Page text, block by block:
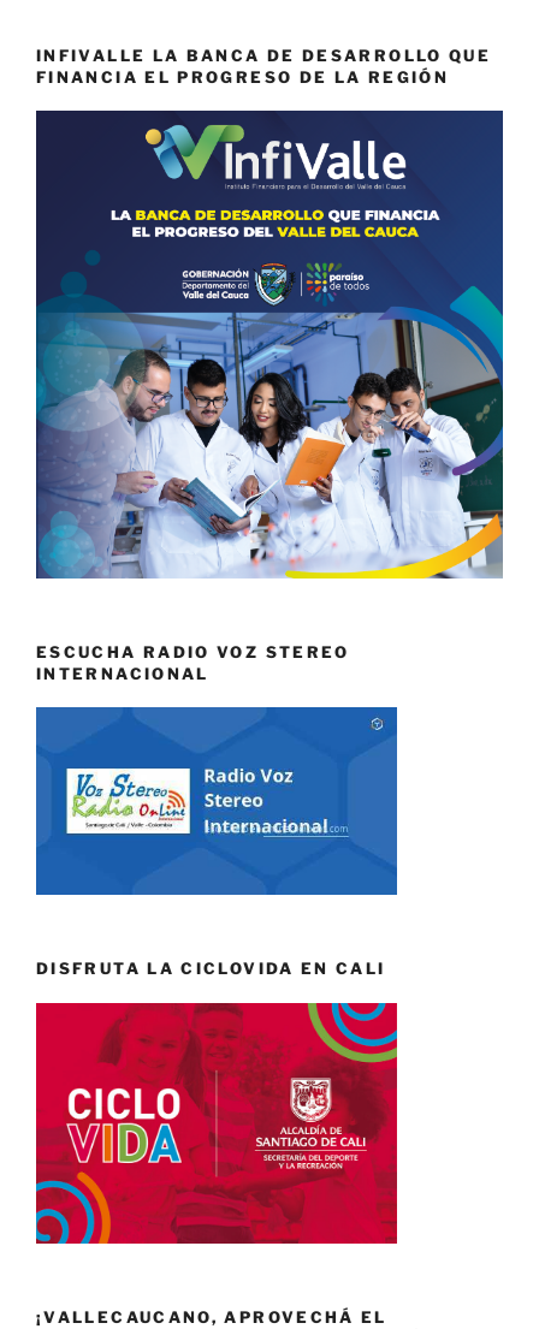
INFIVALLE LA BANCA DE DESARROLLO QUE
FINANCIA EL PROGRESO DE LA REGIÓN
ESCUCHA RADIO VOZ STEREO
INTERNACIONAL
DISFRUTA LA CICLOVIDA EN CALI
¡VALLECAUCANO, APROVECHÁ EL